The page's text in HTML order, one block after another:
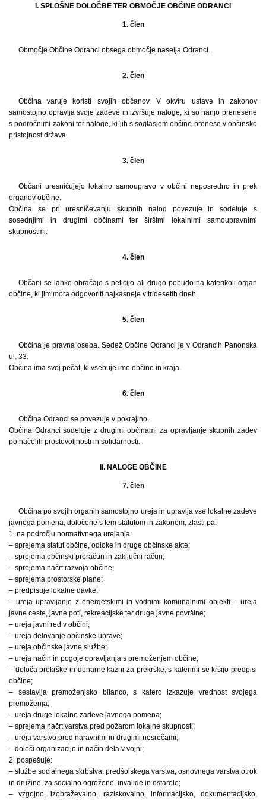
I. SPLOŠNE DOLOČBE TER OBMOČJE OBČINE ODRANCI
1. člen
Območje Občine Odranci obsega območje naselja Odranci.
2. člen
Občina varuje koristi svojih občanov. V okviru ustave in zakonov
samostojno opravlja svoje zadeve in izvršuje naloge, ki so nanjo prenesene
s področnimi zakoni ter naloge, ki jih s soglasjem občine prenese v občinsko
pristojnost država.
3. člen
Občani uresničujejo lokalno samoupravo v občini neposredno in prek
organov občine.
Občina se pri uresničevanju skupnih nalog povezuje in sodeluje s
sosednjimi in drugimi občinami ter širšimi lokalnimi samoupravnimi
skupnostmi.
4. člen
Občani se lahko obračajo s peticijo ali drugo pobudo na katerikoli organ
občine, ki jim mora odgovoriti najkasneje v tridesetih dneh.
5. člen
Občina je pravna oseba. Sedež Občine Odranci je v Odrancih Panonska
ul. 33.
Občina ima svoj pečat, ki vsebuje ime občine in kraja.
6. člen
Občina Odranci se povezuje v pokrajino.
Občina Odranci sodeluje z drugimi občinami za opravljanje skupnih zadev
po načelih prostovoljnosti in solidarnosti.
II. NALOGE OBČINE
7. člen
Občina po svojih organih samostojno ureja in upravlja vse lokalne zadeve
javnega pomena, določene s tem statutom in zakonom, zlasti pa:
1. na področju normativnega urejanja:
– sprejema statut občine, odloke in druge občinske akte;
– sprejema občinski proračun in zaključni račun;
– sprejema načrt razvoja občine;
– sprejema prostorske plane;
– predpisuje lokalne davke;
– ureja upravljanje z energetskimi in vodnimi komunalnimi objekti – ureja
javne ceste, javne poti, rekreacijske ter druge javne površine;
– ureja javni red v občini;
– ureja delovanje občinske uprave;
– ureja občinske javne službe;
– ureja način in pogoje opravljanja s premoženjem občine;
– določa prekrške in denarne kazni za prekrške, s katerimi se kršijo predpisi
občine;
– sestavlja premoženjsko bilanco, s katero izkazuje vrednost svojega
premoženja;
– ureja druge lokalne zadeve javnega pomena;
– sprejema načrt varstva pred požarom lokalne skupnosti;
– ureja varstvo pred naravnimi in drugimi nesrečami;
– določi organizacijo in način dela v vojni;
2. pospešuje:
– službe socialnega skrbstva, predšolskega varstva, osnovnega varstva otrok
in družine, za socialno ogrožene, invalide in ostarele;
– vzgojno, izobraževalno, raziskovalno, informacijsko, dokumentacijsko,